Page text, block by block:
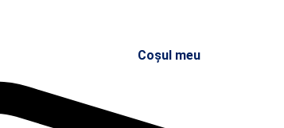
Coșul meu